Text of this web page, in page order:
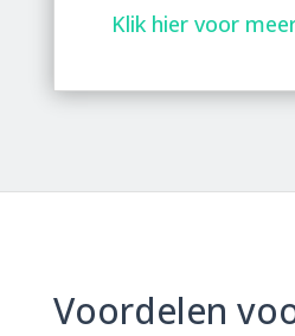
Klik hier voor
Voordelen